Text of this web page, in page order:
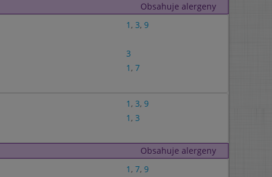
Obsahuje alergeny
1 , 3, 9
3
1 , 7
1 , 3, 9
1 , 3
Obsahuje alergeny
1 , 7, 9